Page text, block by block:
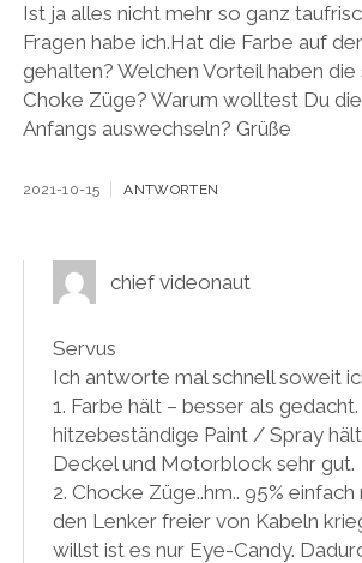
Ist ja alles nicht mehr so ganz
Fragen habe ich.Hat die Farbe auf
gehalten? Welchen Vorteil haben die
Choke Züge? Warum wolltest Du
Anfangs auswechseln? Grüße
2021-10-15 ANTWORTEN
chief videonaut
Servus
Ich antworte mal schnell soweit
1. Farbe hält – besser als
hitzebeständige Paint / Spray
Deckel und Motorblock sehr gut.
2. Chocke Züge..hm.. 95%
den Lenker freier von Kabeln
willst ist es nur Eye-Candy.